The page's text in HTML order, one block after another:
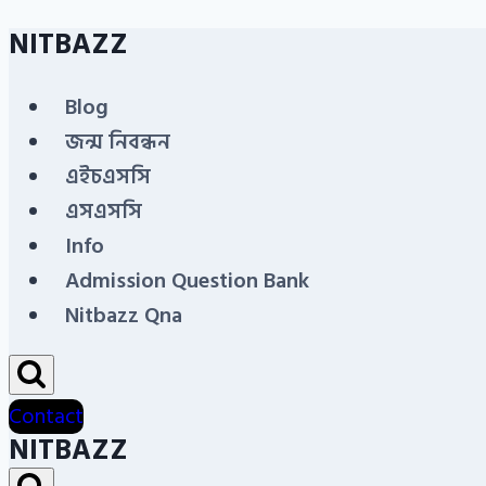
Skip
content
NITBAZZ
Blog
জন্ম নিবন্ধন
এইচএসসি
এসএসসি
Info
Admission Question Bank
Nitbazz Qna
Contact
NITBAZZ